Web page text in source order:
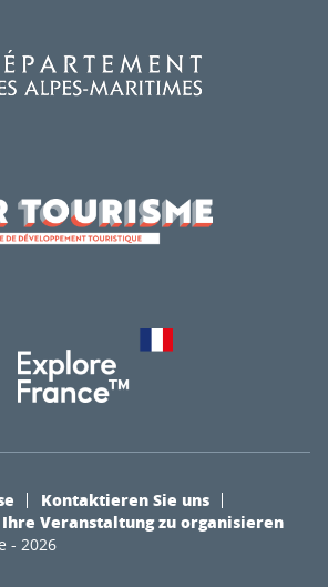
- 2026
Kontaktieren Sie uns
Ihre Veranstaltung zu organisieren